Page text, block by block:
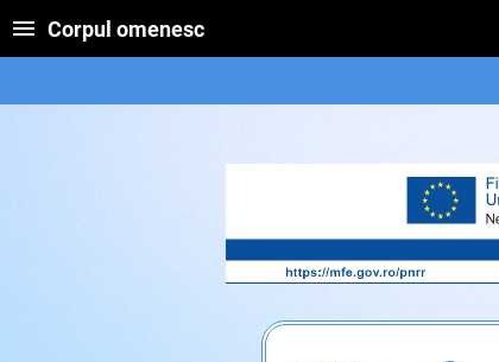
Corpul omenesc